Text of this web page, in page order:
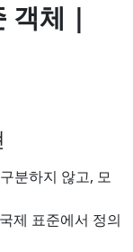
객체 |
분하지 않고, 모
제 표준에서 정의